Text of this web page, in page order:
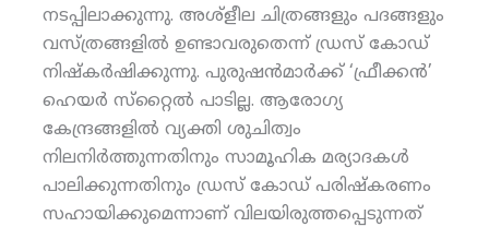
നടപ്പിലാക്കുന്നു. അശ്‌ളീല ചിത്രങ്ങളും പദങ്ങളും
വസ്ത്രങ്ങളില്‍ ഉണ്ടാവരുതെന്ന് ഡ്രസ് കോഡ്
നിഷ്‌കര്‍ഷിക്കുന്നു. പുരുഷന്‍മാര്‍ക്ക് ‘ഫ്രീക്കന്‍’
ഹെയര്‍ സ്‌റ്റൈല്‍ പാടില്ല. ആരോഗ്യ
കേന്ദ്രങ്ങളില്‍ വ്യക്തി ശുചിത്വം
നിലനിര്‍ത്തുന്നതിനും സാമൂഹിക മര്യാദകള്‍
പാലിക്കുന്നതിനും ഡ്രസ് കോഡ് പരിഷ്‌കരണം
സഹായിക്കുമെന്നാണ് വിലയിരുത്തപ്പെടുന്നത്